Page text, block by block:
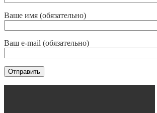
Ваше имя (обязательно)
Ваш e-mail (обязательно)